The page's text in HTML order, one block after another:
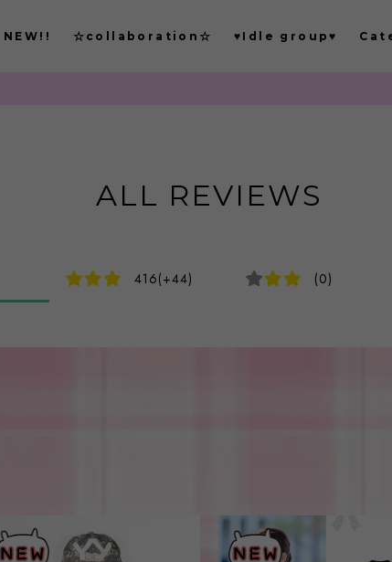
NEW!! ☆collaboration☆ ♥Idle group♥
ALL REVIEWS
416(+44) (0)